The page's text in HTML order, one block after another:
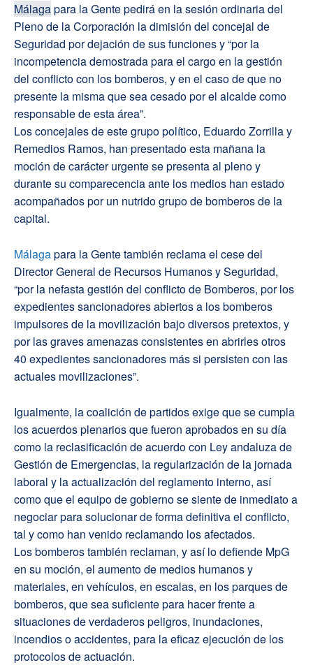
Málagapara la Gente pedirá en la sesión ordinaria del
Pleno de la Corporación la dimisión del concejal de
Seguridad por dejación de sus funciones y “por la
incompetencia demostrada para el cargo en la gestión
del conflicto con los bomberos, y en el caso de que no
presente la misma que sea cesado por el alcalde como
responsable de esta área”.
Los concejales de este grupo político, Eduardo Zorrilla y
Remedios Ramos, han presentado esta mañana la
moción de carácter urgente se presenta al pleno y
durante su comparecencia ante los medios han estado
acompañados por un nutrido grupo de bomberos de la
capital.
Málagapara la Gente también reclama el cese del
Director General de Recursos Humanos y Seguridad,
“por la nefasta gestión del conflicto de Bomberos, por los
expedientes sancionadores abiertos a los bomberos
impulsores de la movilización bajo diversos pretextos, y
por las graves amenazas consistentes en abrirles otros
40 expedientes sancionadores más si persisten con las
actuales movilizaciones”.
Igualmente, la coalición de partidos exige que se cumpla
los acuerdos plenarios que fueron aprobados en su día
como la reclasificación de acuerdo con Ley andaluza de
Gestión de Emergencias, la regularización de la jornada
laboral y la actualización del reglamento interno, así
como que el equipo de gobierno se siente de inmediato a
negociar para solucionar de forma definitiva el conflicto,
tal y como han venido reclamando los afectados.
Los bomberos también reclaman, y así lo defiende MpG
en su moción, el aumento de medios humanos y
materiales, en vehículos, en escalas, en los parques de
bomberos, que sea suficiente para hacer frente a
situaciones de verdaderos peligros, inundaciones,
incendios o accidentes, para la eficaz ejecución de los
protocolos de actuación.